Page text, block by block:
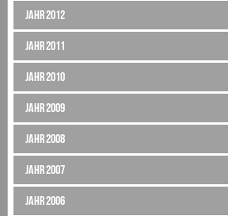
Jahr 2012
Jahr 2011
Jahr 2010
Jahr 2009
Jahr 2008
Jahr 2007
Jahr 2006